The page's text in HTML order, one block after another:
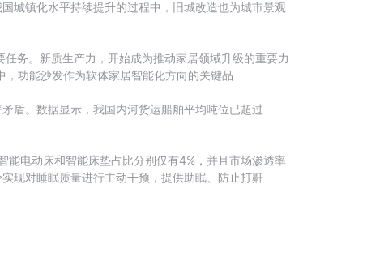
城镇化水平持续提升的过程中，旧城改造也为城市景观
务。新质生产力，开始成为推动家居领域升级的重要力
功能沙发作为软体家居智能化方向的关键品
盾。数据显示，我国内河货运船舶平均吨位已超过
电动床和智能床垫占比分别仅有4%，并且市场渗透率
现对睡眠质量进行主动干预，提供助眠、防止打鼾